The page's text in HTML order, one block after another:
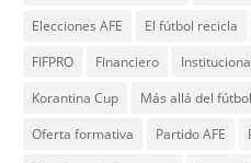
Elecciones AFE
El fútbol recicla
FIFPRO
Financiero
Korantina Cup
Más allá del fútbol
Oferta formativa
Partido AFE